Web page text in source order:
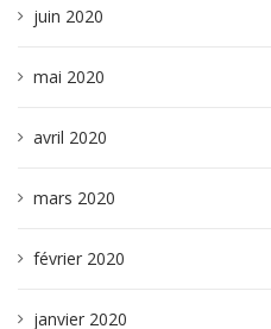
juin 2020
mai 2020
avril 2020
mars 2020
février 2020
janvier 2020